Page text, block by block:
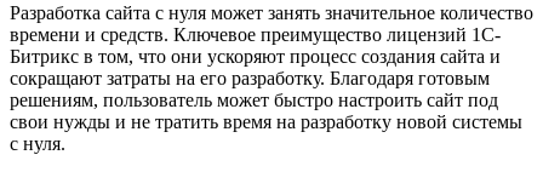
Разработка сайта с нуля может занять значительное количество
времени и средств. Ключевое преимущество лицензий 1С-
Битрикс в том, что они ускоряют процесс создания сайта и
сокращают затраты на его разработку. Благодаря готовым
решениям, пользователь может быстро настроить сайт под
свои нужды и не тратить время на разработку новой системы
с нуля.